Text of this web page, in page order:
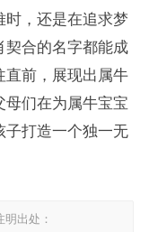
时，还是在追求梦
契合的名字都能成
直前，展现出属牛
母们在为属牛宝宝
子打造一个独一无
出处：